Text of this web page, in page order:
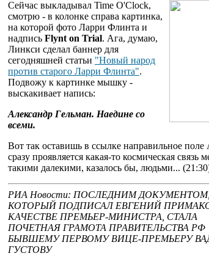
Сейчас выкладывал Time O'Clock,
смотрю - в колонке справа картинка,
на которой фото Ларри Флинта и
надпись Flynt on Trial. Ага, думаю,
Линкси сделал баннер для
сегодняшней статьи "Новый народ
против старого Ларри Флинта".
Подвожу к картинке мышку -
выскакивает напись:
Александр Гельман. Наедине со
всеми.
Вот так оставишь в ссылке направильное поле
сразу проявляется какая-то космическая связь
такими далекими, казалось бы, людьми...
РИА Новости: ПОСЛЕДНИМ ДОКУМЕНТОМ,
КОТОРЫЙ ПОДПИСАЛ ЕВГЕНИЙ
КАЧЕСТВЕ ПРЕМЬЕР-МИНИСТРА, СТАЛА
ПОЧЕТНАЯ ГРАМОТА ПРАВИТЕЛЬСТВА РФ
БЫВШЕМУ ПЕРВОМУ ВИЦЕ-ПРЕМЬЕРУ
ГУСТОВУ